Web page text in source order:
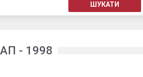
ШУКАТИ
- 1998